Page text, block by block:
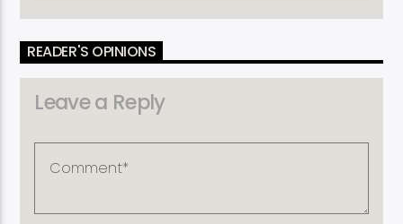
READER'S OPINIONS
Leave a Reply